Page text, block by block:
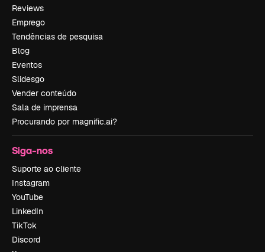
Reviews
Emprego
Tendências de pesquisa
Blog
Eventos
Slidesgo
Vender conteúdo
Sala de imprensa
Procurando por magnific.ai?
Siga-nos
Suporte ao cliente
Instagram
YouTube
LinkedIn
TikTok
Discord